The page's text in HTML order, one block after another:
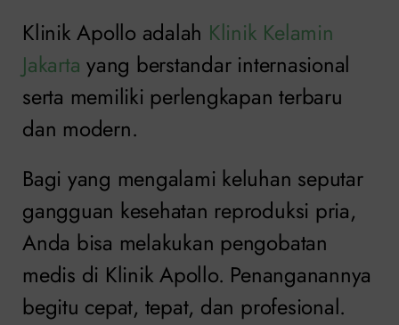
Klinik Apollo adalah Klinik Kelamin
Jakarta yang berstandar internasional
serta memiliki perlengkapan terbaru
dan modern.
Bagi yang mengalami keluhan seputar
gangguan kesehatan reproduksi pria,
Anda bisa melakukan pengobatan
medis di Klinik Apollo. Penanganannya
begitu cepat, tepat, dan profesional.